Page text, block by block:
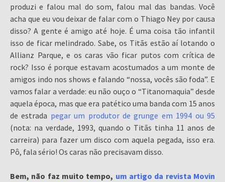
produzi e falou mal do som, falou mal das bandas. Você
acha que eu vou deixar de falar com o Thiago Ney por causa
disso? A gente é amigo até hoje. É uma coisa tão infantil
isso de ficar melindrado. Sabe, os Titãs estão aí lotando o
Allianz Parque, e os caras vão ficar putos com crítica de
rock? Isso é porque estavam acostumados a um monte de
amigos indo nos shows e falando “nossa, vocês são foda”. E
vamos falar a verdade: eu não ouço o “Titanomaquia” desde
aquela época, mas que era patético uma banda com 15 anos
de estrada pegar um produtor de grunge em 1994 ou 95
(nota: na verdade, 1993, quando o Titãs tinha 11 anos de
carreira) para fazer um disco com aquela pegada, isso era.
Pô, fala sério! Os caras não precisavam disso.
Bem, não faz muito tempo, um artigo da revista Movin